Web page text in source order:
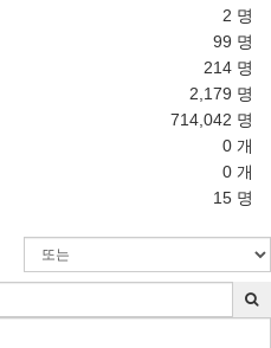
2 명
99 명
214 명
2,179 명
714,042 명
0 개
0 개
15 명